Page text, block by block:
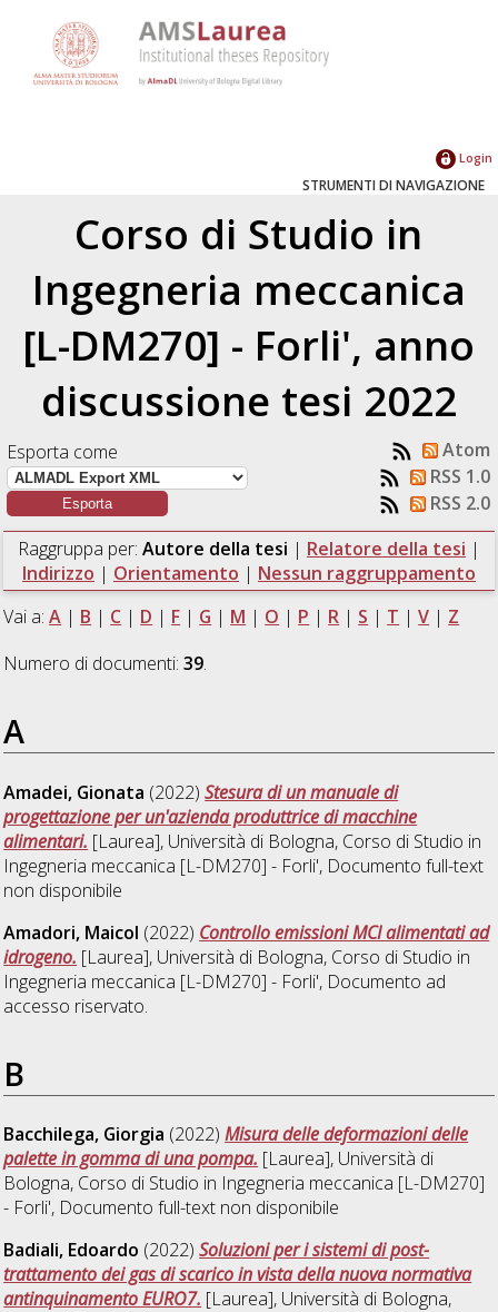
Login
STRUMENTI DI NAVIGAZIONE
Corso di Studio in
Ingegneria meccanica
[L-DM270] - Forli', anno
discussione tesi 2022
Esporta come
Atom
RSS 1.0
RSS 2.0
Raggruppa per: Autore della tesi | Relatore della tesi |
Indirizzo | Orientamento | Nessun raggruppamento
Vai a:A | B | C | D | F | G | M | O | P | R | S | T |V | Z
Numero di documenti:39.
A
Amadei, Gionata (2022)Stesura di un manuale di
progettazione per un'azienda produttrice di macchine
alimentari. [Laurea], Università di Bologna, Corso di Studio in
Ingegneria meccanica [L-DM270] - Forli', Documento full-text
non disponibile
Amadori, Maicol (2022) Controllo emissioni MCI alimentati ad
idrogeno. [Laurea], Università di Bologna, Corso di Studio in
Ingegneria meccanica [L-DM270] - Forli', Documento ad
accesso riservato.
B
Bacchilega, Giorgia (2022)Misura delle deformazioni delle
palette in gomma di una pompa. [Laurea], Università di
Bologna, Corso di Studio in Ingegneria meccanica [L-DM270]
- Forli', Documento full-text non disponibile
Badiali, Edoardo (2022)Soluzioni per i sistemi di post-
trattamento dei gas di scarico in vista della nuova normativa
antinquinamento EURO7. [Laurea], Università di Bologna,